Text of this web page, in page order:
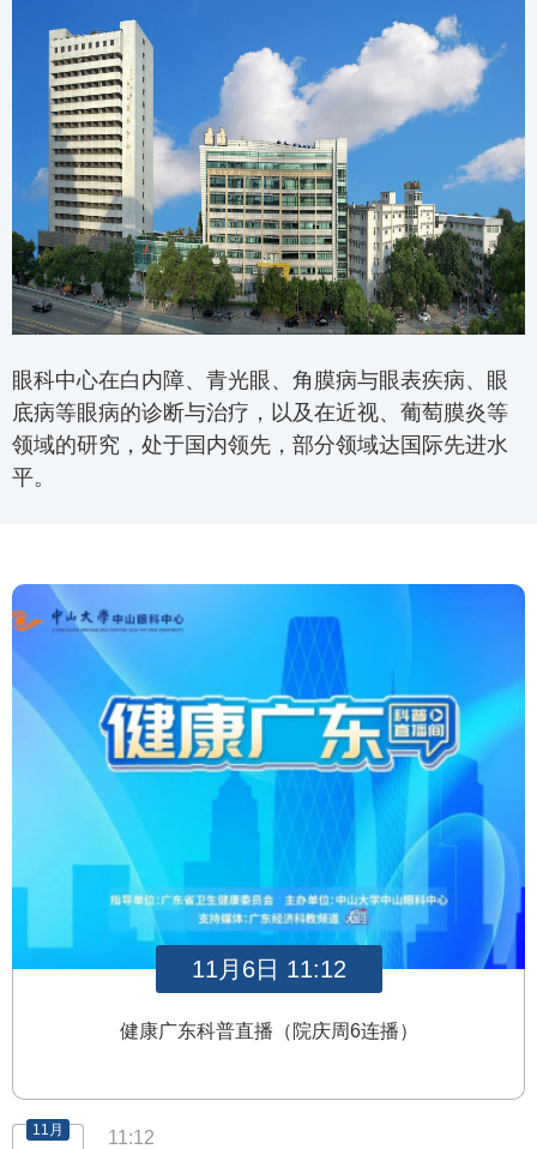
眼科中心在白内障、青光眼、角膜病与眼表疾病、眼
底病等眼病的诊断与治疗，以及在近视、葡萄膜炎等
领域的研究，处于国内领先，部分领域达国际先进水
平。
11月6日 11:12
健康广东科普直播（院庆周6连播）
11月
11:12